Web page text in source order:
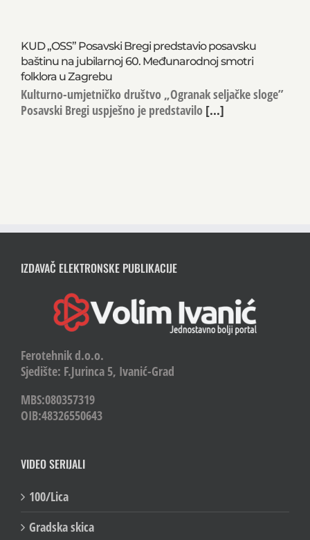
KUD „OSS” Posavski Bregi predstavio posavsku
baštinu na jubilarnoj 60. Međunarodnoj smotri
folklora u Zagrebu
Kulturno-umjetničko društvo „Ogranak seljačke sloge”
Posavski Bregi uspješno je predstavilo [...]
IZDAVAČ ELEKTRONSKE PUBLIKACIJE
Ferotehnik d.o.o.
Sjedište: F.Jurinca 5, Ivanić-Grad
MBS:080357319
OIB:48326550643
VIDEO SERIJALI
100/Lica
Gradska skica